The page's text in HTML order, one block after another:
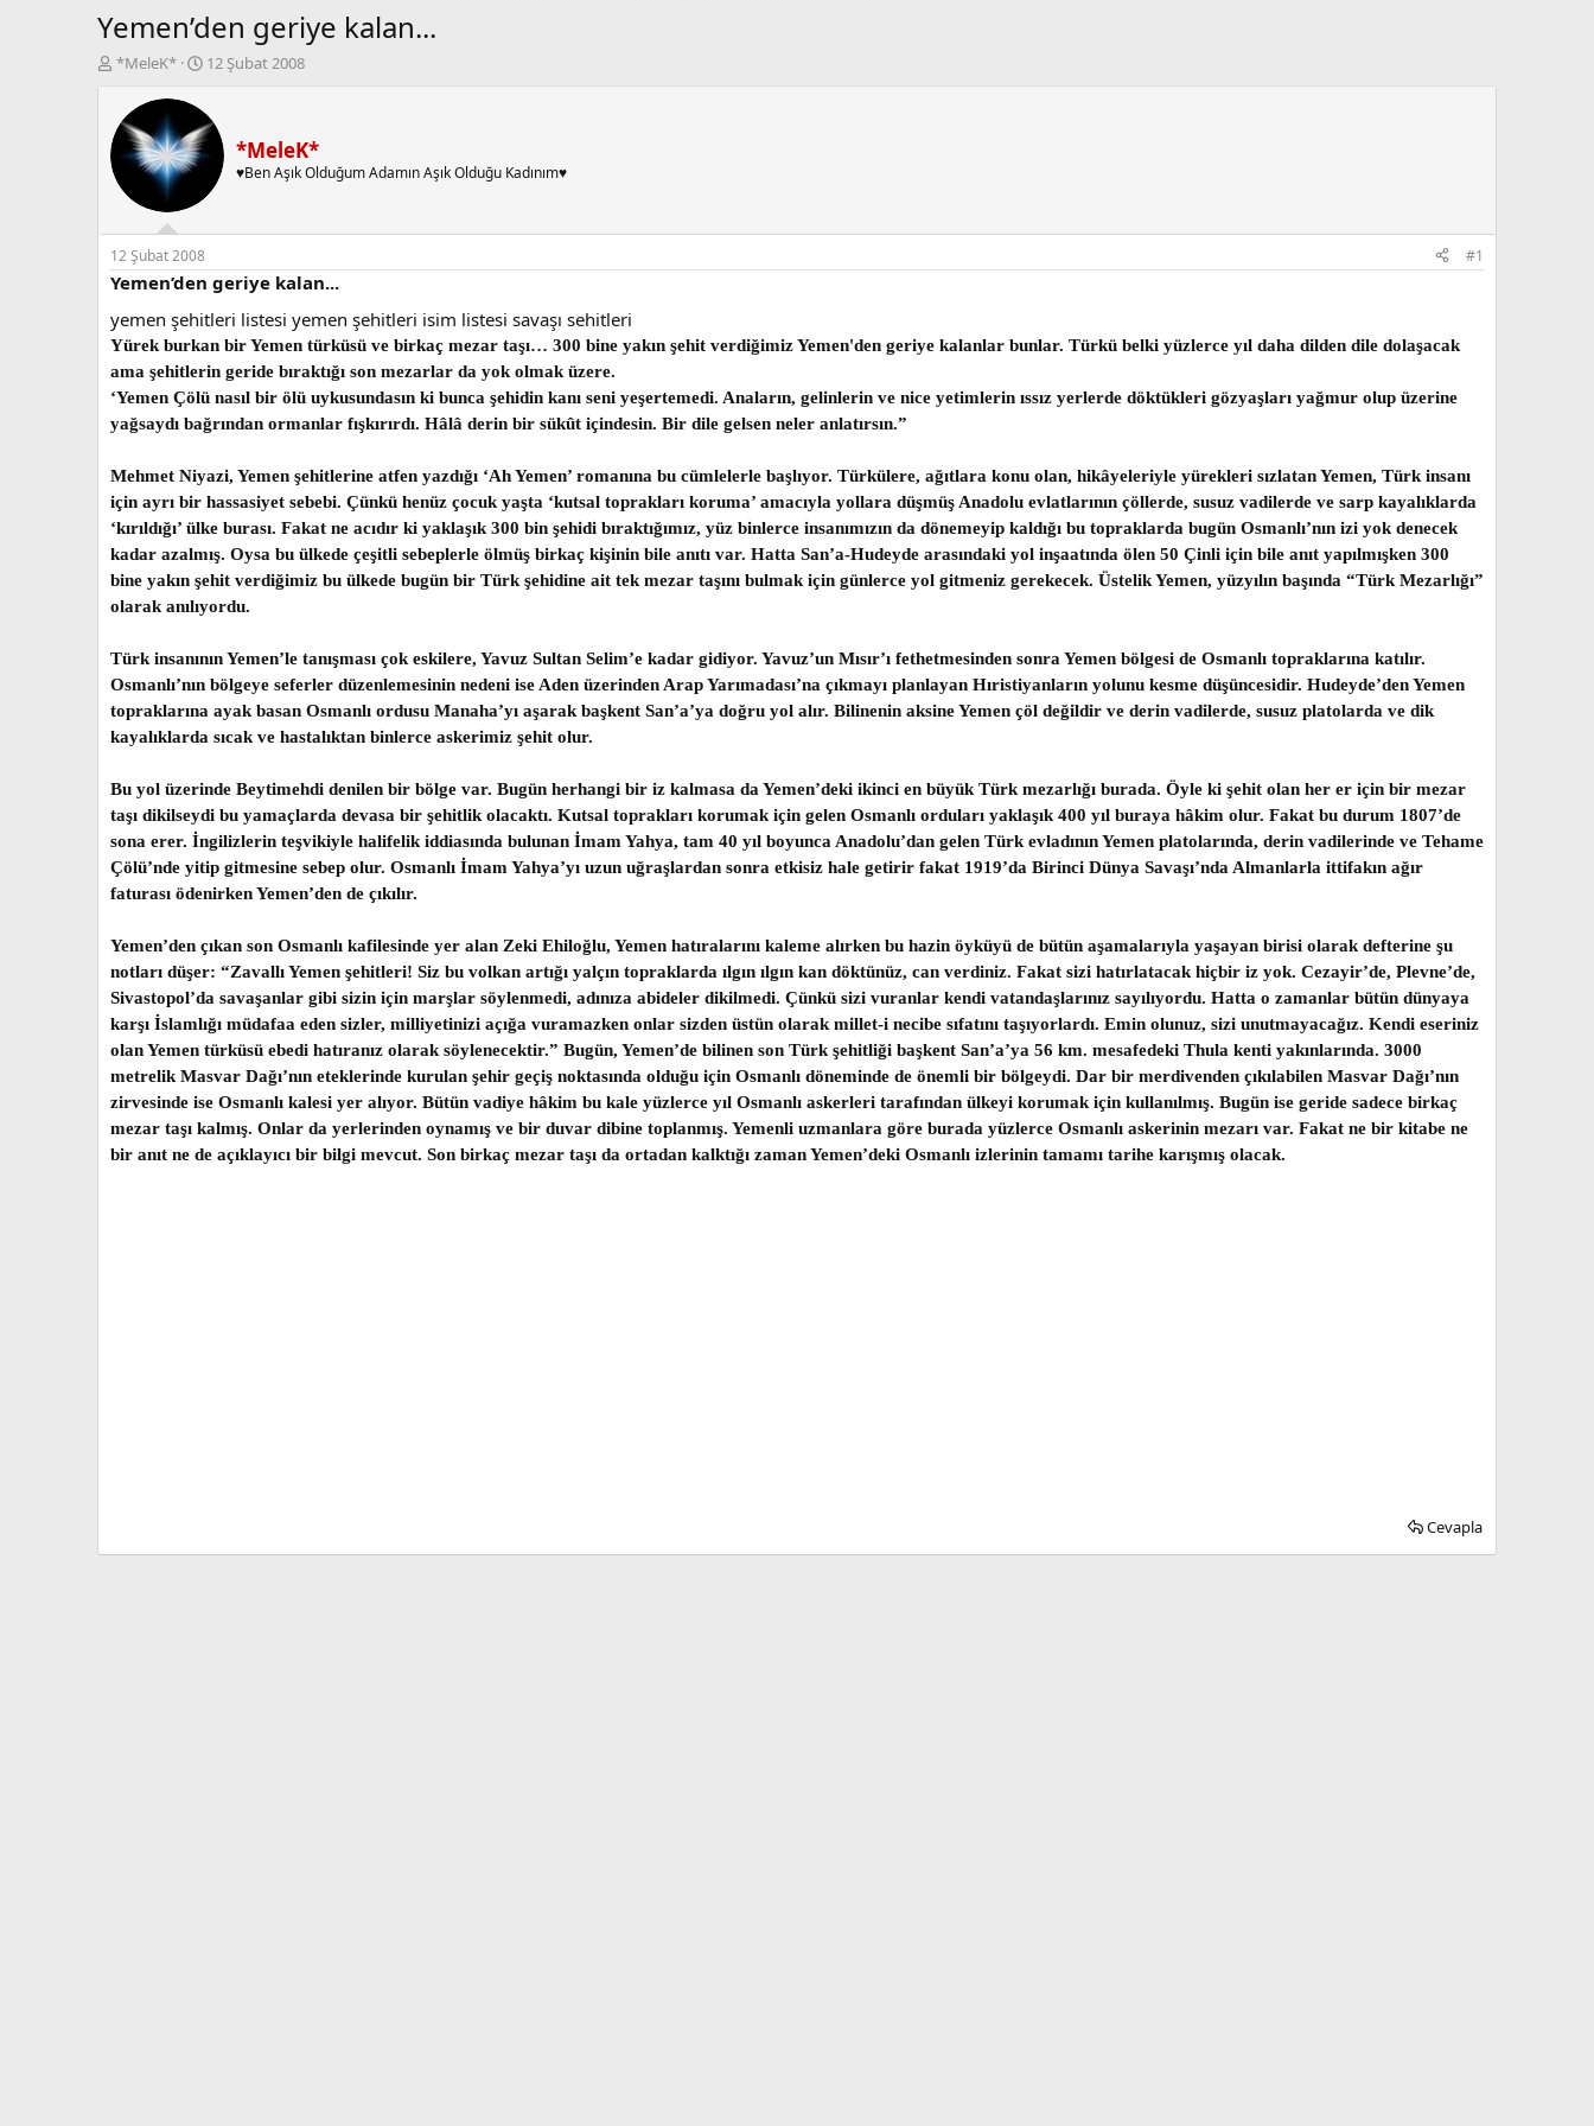
Yemen’den geriye kalan...
K
b
u
a
ş
l
a
t
a
*MeleK*
B
l
g
ç
a
r
i
h
i
12 Şubat 2008
*MeleK*
♥Ben Aşık Olduğum Adamın Aşık Olduğu Kadınım♥
12 Şubat 2008 #1
Yemen’den geriye kalan...
yemen şehitleri listesi yemen şehitleri isim listesi savaşı sehitleri
Yürek burkan bir Yemen türküsü ve birkaç mezar taşı… 300 bine yakın şehit verdiğimiz Yemen'den geriye kalanlar bunlar. Türkü belki yüzlerce yıl daha dilden dile dolaşacak
ama şehitlerin geride bıraktığı son mezarlar da yok olmak üzere.
‘Yemen Çölü nasıl bir ölü uykusundasın ki bunca şehidin kanı seni yeşertemedi. Anaların, gelinlerin ve nice yetimlerin ıssız yerlerde döktükleri gözyaşları yağmur olup üzerine
yağsaydı bağrından ormanlar fışkırırdı. Hâlâ derin bir sükût içindesin. Bir dile gelsen neler anlatırsın.”
Mehmet Niyazi, Yemen şehitlerine atfen yazdığı ‘Ah Yemen’ romanına bu cümlelerle başlıyor. Türkülere, ağıtlara konu olan, hikâyeleriyle yürekleri sızlatan Yemen, Türk insanı
için ayrı bir hassasiyet sebebi. Çünkü henüz çocuk yaşta ‘kutsal toprakları koruma’ amacıyla yollara düşmüş Anadolu evlatlarının çöllerde, susuz vadilerde ve sarp kayalıklarda
‘kırıldığı’ ülke burası. Fakat ne acıdır ki yaklaşık 300 bin şehidi bıraktığımız, yüz binlerce insanımızın da dönemeyip kaldığı bu topraklarda bugün Osmanlı’nın izi yok denecek
kadar azalmış. Oysa bu ülkede çeşitli sebeplerle ölmüş birkaç kişinin bile anıtı var. Hatta San’a-Hudeyde arasındaki yol inşaatında ölen 50 Çinli için bile anıt yapılmışken 300
bine yakın şehit verdiğimiz bu ülkede bugün bir Türk şehidine ait tek mezar taşını bulmak için günlerce yol gitmeniz gerekecek. Üstelik Yemen, yüzyılın başında “Türk Mezarlığı”
olarak anılıyordu.
Türk insanının Yemen’le tanışması çok eskilere, Yavuz Sultan Selim’e kadar gidiyor. Yavuz’un Mısır’ı fethetmesinden sonra Yemen bölgesi de Osmanlı topraklarına katılır.
Osmanlı’nın bölgeye seferler düzenlemesinin nedeni ise Aden üzerinden Arap Yarımadası’na çıkmayı planlayan Hıristiyanların yolunu kesme düşüncesidir. Hudeyde’den Yemen
topraklarına ayak basan Osmanlı ordusu Manaha’yı aşarak başkent San’a’ya doğru yol alır. Bilinenin aksine Yemen çöl değildir ve derin vadilerde, susuz platolarda ve dik
kayalıklarda sıcak ve hastalıktan binlerce askerimiz şehit olur.
Bu yol üzerinde Beytimehdi denilen bir bölge var. Bugün herhangi bir iz kalmasa da Yemen’deki ikinci en büyük Türk mezarlığı burada. Öyle ki şehit olan her er için bir mezar
taşı dikilseydi bu yamaçlarda devasa bir şehitlik olacaktı. Kutsal toprakları korumak için gelen Osmanlı orduları yaklaşık 400 yıl buraya hâkim olur. Fakat bu durum 1807’de
sona erer. İngilizlerin teşvikiyle halifelik iddiasında bulunan İmam Yahya, tam 40 yıl boyunca Anadolu’dan gelen Türk evladının Yemen platolarında, derin vadilerinde ve Tehame
Çölü’nde yitip gitmesine sebep olur. Osmanlı İmam Yahya’yı uzun uğraşlardan sonra etkisiz hale getirir fakat 1919’da Birinci Dünya Savaşı’nda Almanlarla ittifakın ağır
faturası ödenirken Yemen’den de çıkılır.
Yemen’den çıkan son Osmanlı kafilesinde yer alan Zeki Ehiloğlu, Yemen hatıralarını kaleme alırken bu hazin öyküyü de bütün aşamalarıyla yaşayan birisi olarak defterine şu
notları düşer: “Zavallı Yemen şehitleri! Siz bu volkan artığı yalçın topraklarda ılgın ılgın kan döktünüz, can verdiniz. Fakat sizi hatırlatacak hiçbir iz yok. Cezayir’de, Plevne’de,
Sivastopol’da savaşanlar gibi sizin için marşlar söylenmedi, adınıza abideler dikilmedi. Çünkü sizi vuranlar kendi vatandaşlarınız sayılıyordu. Hatta o zamanlar bütün dünyaya
karşı İslamlığı müdafaa eden sizler, milliyetinizi açığa vuramazken onlar sizden üstün olarak millet-i necibe sıfatını taşıyorlardı. Emin olunuz, sizi unutmayacağız. Kendi eseriniz
olan Yemen türküsü ebedi hatıranız olarak söylenecektir.” Bugün, Yemen’de bilinen son Türk şehitliği başkent San’a’ya 56 km. mesafedeki Thula kenti yakınlarında. 3000
metrelik Masvar Dağı’nın eteklerinde kurulan şehir geçiş noktasında olduğu için Osmanlı döneminde de önemli bir bölgeydi. Dar bir merdivenden çıkılabilen Masvar Dağı’nın
zirvesinde ise Osmanlı kalesi yer alıyor. Bütün vadiye hâkim bu kale yüzlerce yıl Osmanlı askerleri tarafından ülkeyi korumak için kullanılmış. Bugün ise geride sadece birkaç
mezar taşı kalmış. Onlar da yerlerinden oynamış ve bir duvar dibine toplanmış. Yemenli uzmanlara göre burada yüzlerce Osmanlı askerinin mezarı var. Fakat ne bir kitabe ne
bir anıt ne de açıklayıcı bir bilgi mevcut. Son birkaç mezar taşı da ortadan kalktığı zaman Yemen’deki Osmanlı izlerinin tamamı tarihe karışmış olacak.
Cevapla